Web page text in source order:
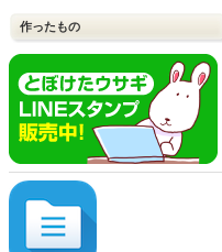
作ったもの